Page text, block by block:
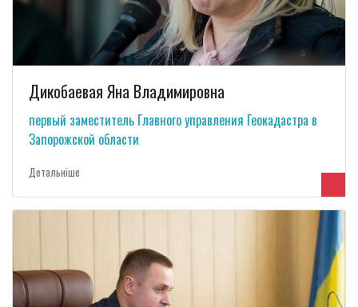
Дикобаевая Яна Владимировна
первый заместитель Главного управления Геокадастра в
Запорожской области
Детальнiше